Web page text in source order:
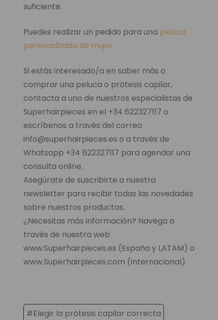
suficiente.
Puedes realizar un pedido para una peluca
personalizada de mujer.
Si estás interesado/a en saber más o
comprar una peluca o prótesis capilar,
contacta a uno de nuestros especialistas de
Superhairpieces en el +34 622327117 o
escríbenos a través del correo
info@superhairpieces.es o a través de
Whatsapp +34 622327117 para agendar una
consulta online.
Asegúrate de suscribirte a nuestra
newsletter para recibir todas las novedades
sobre nuestros productos.
¿Necesitas más información? Navega a
través de nuestra web
www.Superhairpieces.es (España y LATAM) o
www.Superhairpieces.com (Internacional).
#Elegir la prótesis capilar correcta